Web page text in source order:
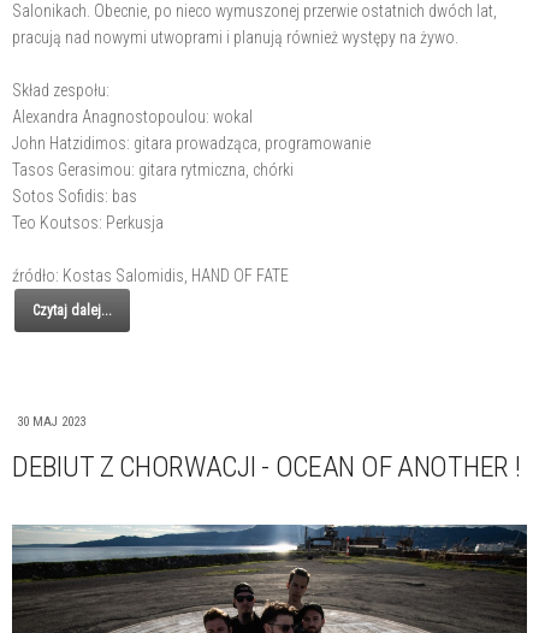
Salonikach. Obecnie, po nieco wymuszonej przerwie ostatnich dwóch lat,
pracują nad nowymi utwoprami i planują również występy na żywo.
Skład zespołu:
Alexandra Anagnostopoulou: wokal
John Hatzidimos: gitara prowadząca, programowanie
Tasos Gerasimou: gitara rytmiczna, chórki
Sotos Sofidis: bas
Teo Koutsos: Perkusja
źródło: Kostas Salomidis, HAND OF FATE
Czytaj dalej...
30 MAJ 2023
DEBIUT Z CHORWACJI - OCEAN OF ANOTHER !